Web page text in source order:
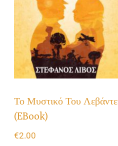
Το Μυστικό Του Λεβάντε
(eBook)
€2.00